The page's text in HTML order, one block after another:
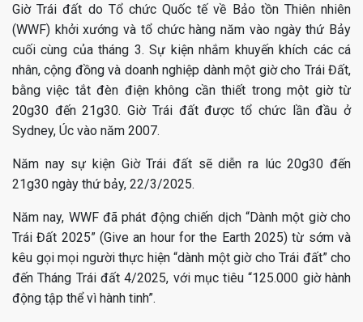
Giờ Trái đất do Tổ chức Quốc tế về Bảo tồn Thiên nhiên
(WWF) khởi xướng và tổ chức hàng năm vào ngày thứ Bảy
cuối cùng của tháng 3. Sự kiện nhắm khuyến khích các cá
nhân, cộng đồng và doanh nghiệp dành một giờ cho Trái Đất,
bằng việc tắt đèn điện không cần thiết trong một giờ từ
20g30 đến 21g30. Giờ Trái đất được tổ chức lần đầu ở
Sydney, Úc vào năm 2007.
Năm nay sự kiện Giờ Trái đất sẽ diễn ra lúc 20g30 đến
21g30 ngày thứ bảy, 22/3/2025.
Năm nay, WWF đã phát động chiến dịch “Dành một giờ cho
Trái Đất 2025” (Give an hour for the Earth 2025) từ sớm và
kêu gọi mọi người thực hiện “dành một giờ cho Trái đất” cho
đến Tháng Trái đất 4/2025, với mục tiêu “125.000 giờ hành
động tập thể vì hành tinh”.